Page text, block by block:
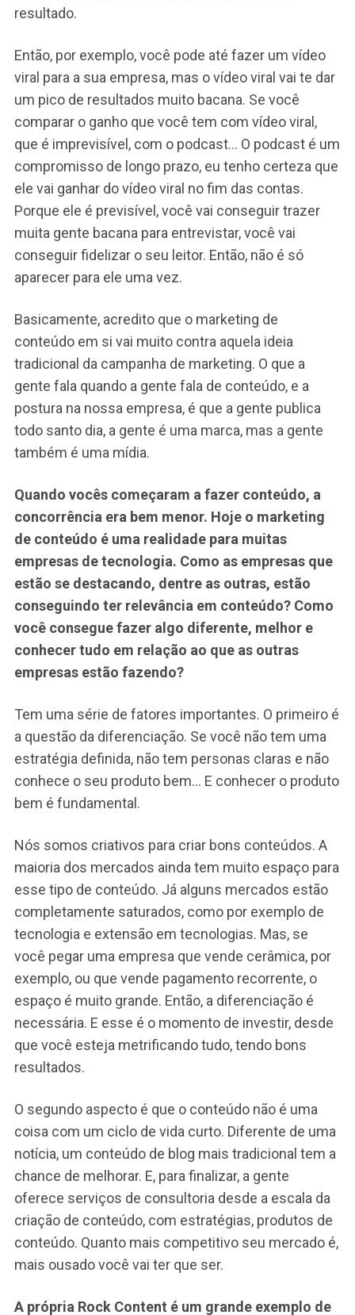
resultado.
Então, por exemplo, você pode até fazer um vídeo
viral para a sua empresa, mas o vídeo viral vai te dar
um pico de resultados muito bacana. Se você
comparar o ganho que você tem com vídeo viral,
que é imprevisível, com o podcast… O podcast é um
compromisso de longo prazo, eu tenho certeza que
ele vai ganhar do vídeo viral no fim das contas.
Porque ele é previsível, você vai conseguir trazer
muita gente bacana para entrevistar, você vai
conseguir fidelizar o seu leitor. Então, não é só
aparecer para ele uma vez.
Basicamente, acredito que o marketing de
conteúdo em si vai muito contra aquela ideia
tradicional da campanha de marketing. O que a
gente fala quando a gente fala de conteúdo, e a
postura na nossa empresa, é que a gente publica
todo santo dia, a gente é uma marca, mas a gente
também é uma mídia.
Quando vocês começaram a fazer conteúdo, a
concorrência era bem menor. Hoje o marketing
de conteúdo é uma realidade para muitas
empresas de tecnologia. Como as empresas que
estão se destacando, dentre as outras, estão
conseguindo ter relevância em conteúdo? Como
você consegue fazer algo diferente, melhor e
conhecer tudo em relação ao que as outras
empresas estão fazendo?
Tem uma série de fatores importantes. O primeiro é
a questão da diferenciação. Se você não tem uma
estratégia definida, não tem personas claras e não
conhece o seu produto bem… E conhecer o produto
bem é fundamental.
Nós somos criativos para criar bons conteúdos. A
maioria dos mercados ainda tem muito espaço para
esse tipo de conteúdo. Já alguns mercados estão
completamente saturados, como por exemplo de
tecnologia e extensão em tecnologias. Mas, se
você pegar uma empresa que vende cerâmica, por
exemplo, ou que vende pagamento recorrente, o
espaço é muito grande. Então, a diferenciação é
necessária. E esse é o momento de investir, desde
que você esteja metrificando tudo, tendo bons
resultados.
O segundo aspecto é que o conteúdo não é uma
coisa com um ciclo de vida curto. Diferente de uma
notícia, um conteúdo de blog mais tradicional tem a
chance de melhorar. E, para finalizar, a gente
oferece serviços de consultoria desde a escala da
criação de conteúdo, com estratégias, produtos de
conteúdo. Quanto mais competitivo seu mercado é,
mais ousado você vai ter que ser.
A própria Rock Content é um grande exemplo de